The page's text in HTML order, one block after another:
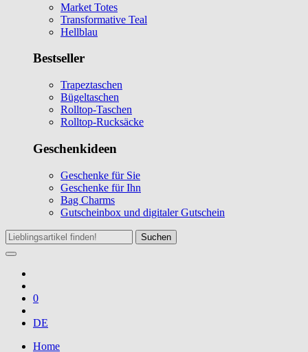
Market Totes
Transformative Teal
Hellblau
Bestseller
Trapeztaschen
Bügeltaschen
Rolltop-Taschen
Rolltop-Rucksäcke
Geschenkideen
Geschenke für Sie
Geschenke für Ihn
Bag Charms
Gutscheinbox und digitaler Gutschein
Suchen
0
DE
Home